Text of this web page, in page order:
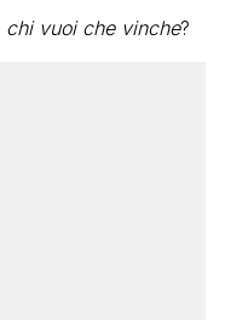
chi vuoi che vinche?